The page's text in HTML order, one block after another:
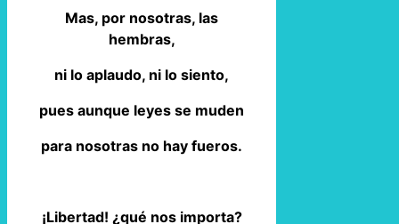
Mas, por nosotras, las
hembras,
ni lo aplaudo, ni lo siento,
pues aunque leyes se muden
para nosotras no hay fueros.
¡Libertad! ¿qué nos importa?